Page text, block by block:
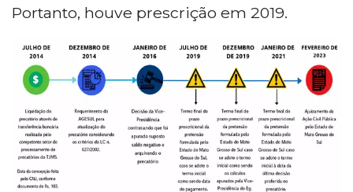
Portanto, houve prescrição em 2019.